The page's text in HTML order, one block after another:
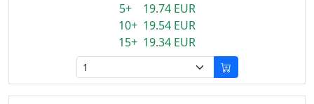
5+ 19.74 EUR
10+ 19.54 EUR
15+ 19.34 EUR